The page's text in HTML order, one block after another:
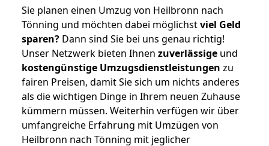
Sie planen einen Umzug von Heilbronn nach
Tönning und möchten dabei möglichstviel Geld
sparen? Dann sind Sie bei uns genau richtig!
Unser Netzwerk bieten Ihnen zuverlässige und
kostengünstige Umzugsdienstleistungen zu
fairen Preisen, damit Sie sich um nichts anderes
als die wichtigen Dinge in Ihrem neuen Zuhause
kümmern müssen. Weiterhin verfügen wir über
umfangreiche Erfahrung mit Umzügen von
Heilbronn nach Tönning mit jeglicher